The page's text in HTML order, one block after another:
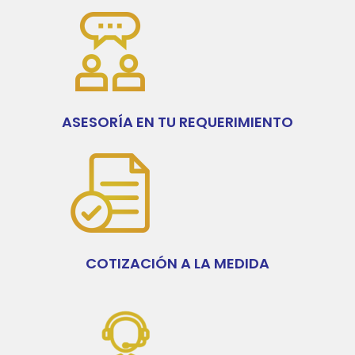
ASESORÍA EN TU REQUERIMIENTO
COTIZACIÓN A LA MEDIDA